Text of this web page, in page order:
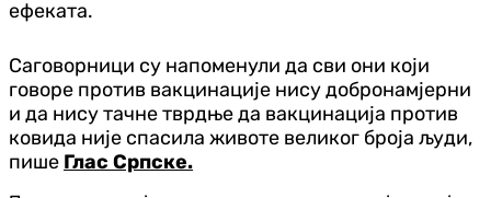
ефеката.
Саговорници су напоменули да сви они који
говоре против вакцинације нису добронамјерни
и да нису тачне тврдње да вакцинација против
ковида није спасила животе великог броја људи,
пише Глас Српске.